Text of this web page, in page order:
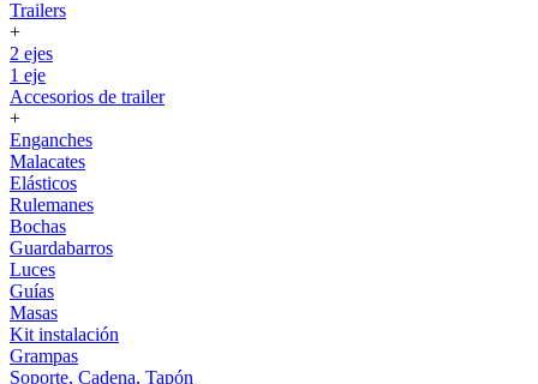
Trailers
+
2 ejes
1 eje
Accesorios de trailer
+
Enganches
Malacates
Elásticos
Rulemanes
Bochas
Guardabarros
Luces
Guías
Masas
Kit instalación
Grampas
Soporte, Cadena, Tapón